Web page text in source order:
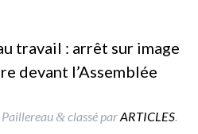
travail : arrêt sur image
devant l’Assemblée
Paillereau &classé parARTICLES.